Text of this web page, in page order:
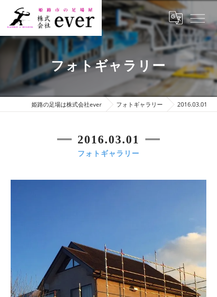
フォトギャラリー
姫路の足場は株式会社ever フォトギャラリー 2016.03.01
フォトギャラリー
2016.03.01